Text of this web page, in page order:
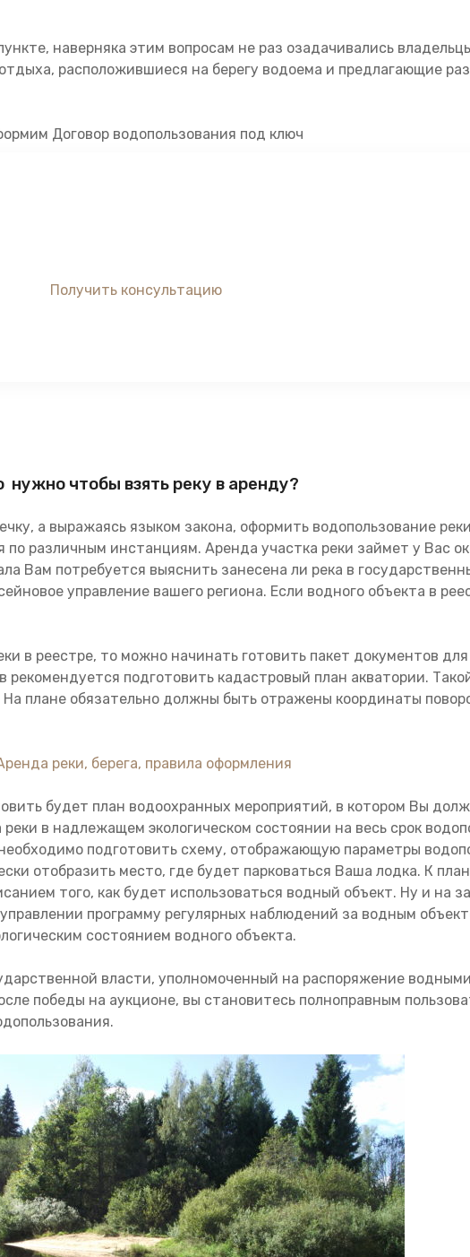
наверняка этим вопросам не раз озадачивались
расположившиеся на берегу водоема и предлагающие
Получить консультацию
нужно чтобы взять реку в аренду?
а выражаясь языком закона, оформить водопользование
различным инстанциям. Аренда участка реки займет у Вас
Вам потребуется выяснить занесена ли река в
управление вашего региона. Если водного объекта в
в реестре, то можно начинать готовить пакет документов
подготовить кадастровый план акватории.
плане обязательно должны быть отражены координаты
будет план водоохранных мероприятий, в котором Вы
в надлежащем экологическом состоянии на весь срок
подготовить схему, отображающую параметры
отобразить место, где будет парковаться Ваша лодка. К
того, как будет использоваться водный объект. Ну и на
программу регулярных наблюдений за водным
состоянием водного объекта.
власти, уполномоченный на распоряжение
победы на аукционе, вы становитесь полноправным